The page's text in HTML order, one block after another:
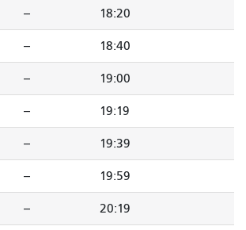
-- 18:20
-- 18:40
-- 19:00
-- 19:19
-- 19:39
-- 19:59
-- 20:19